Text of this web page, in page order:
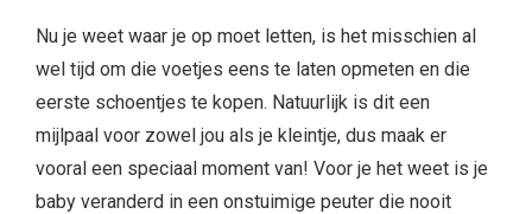
Nu je weet waar je op moet letten, is het misschien al
wel tijd om die voetjes eens te laten opmeten en die
eerste schoentjes te kopen. Natuurlijk is dit een
mijlpaal voor zowel jou als je kleintje, dus maak er
vooral een speciaal moment van! Voor je het weet is je
baby veranderd in een onstuimige peuter die nooit